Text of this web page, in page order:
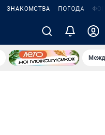
ЗНАКОМСТВА ПОГОДА